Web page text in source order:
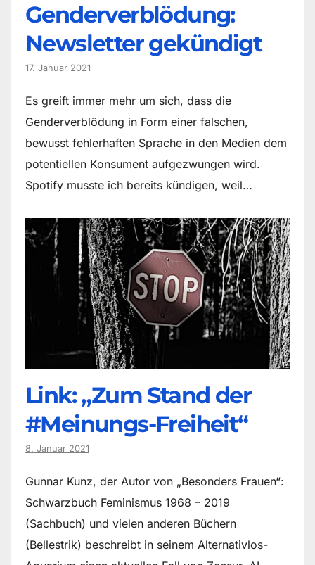
Genderverblödung:
Newsletter gekündigt
17. Januar 2021
Es greift immer mehr um sich, dass die
Genderverblödung in Form einer falschen,
bewusst fehlerhaften Sprache in den Medien dem
potentiellen Konsument aufgezwungen wird.
Spotify musste ich bereits kündigen, weil…
Link: „Zum Stand der
#Meinungs-Freiheit“
8. Januar 2021
Gunnar Kunz, der Autor von „Besonders Frauen“:
Schwarzbuch Feminismus 1968 – 2019
(Sachbuch) und vielen anderen Büchern
(Bellestrik) beschreibt in seinem Alternativlos-